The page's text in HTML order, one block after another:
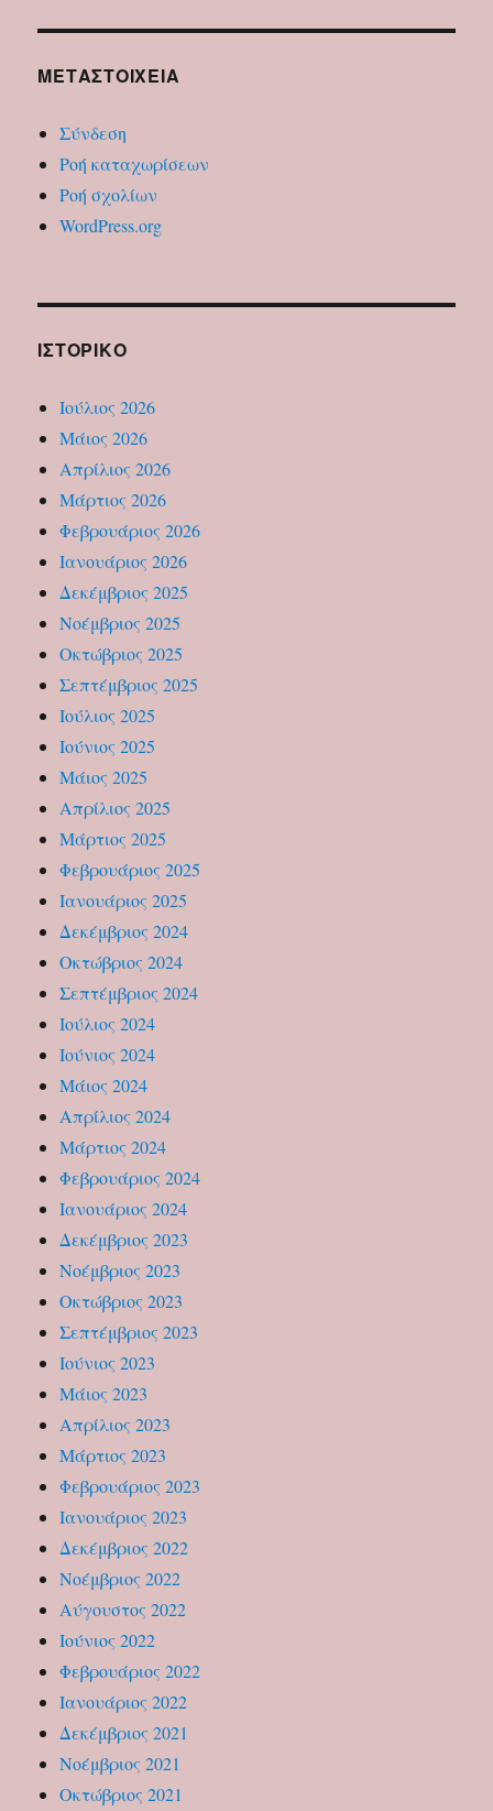
ΜΕΤΑΣΤΟΙΧΕΊΑ
Σύνδεση
Ροή καταχωρίσεων
Ροή σχολίων
WordPress.org
ΙΣΤΟΡΙΚΌ
Ιούλιος 2026
Μάιος 2026
Απρίλιος 2026
Μάρτιος 2026
Φεβρουάριος 2026
Ιανουάριος 2026
Δεκέμβριος 2025
Νοέμβριος 2025
Οκτώβριος 2025
Σεπτέμβριος 2025
Ιούλιος 2025
Ιούνιος 2025
Μάιος 2025
Απρίλιος 2025
Μάρτιος 2025
Φεβρουάριος 2025
Ιανουάριος 2025
Δεκέμβριος 2024
Οκτώβριος 2024
Σεπτέμβριος 2024
Ιούλιος 2024
Ιούνιος 2024
Μάιος 2024
Απρίλιος 2024
Μάρτιος 2024
Φεβρουάριος 2024
Ιανουάριος 2024
Δεκέμβριος 2023
Νοέμβριος 2023
Οκτώβριος 2023
Σεπτέμβριος 2023
Ιούνιος 2023
Μάιος 2023
Απρίλιος 2023
Μάρτιος 2023
Φεβρουάριος 2023
Ιανουάριος 2023
Δεκέμβριος 2022
Νοέμβριος 2022
Αύγουστος 2022
Ιούνιος 2022
Φεβρουάριος 2022
Ιανουάριος 2022
Δεκέμβριος 2021
Νοέμβριος 2021
Οκτώβριος 2021